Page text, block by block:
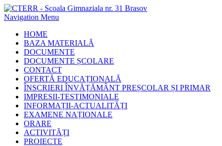
Navigation Menu
HOME
BAZA MATERIALĂ
DOCUMENTE
DOCUMENTE ȘCOLARE
CONTACT
OFERTĂ EDUCAȚIONALĂ
ÎNSCRIERI ÎNVĂȚĂMÂNT PREȘCOLAR ȘI PRIMAR
IMPRESII-TESTIMONIALE
INFORMAȚII-ACTUALITĂȚI
EXAMENE NAȚIONALE
ORARE
ACTIVITĂȚI
PROIECTE